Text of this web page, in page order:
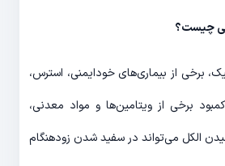
چیست؟
برخی از بیماری‌های خودایمنی، استرس،
برخی از ویتامین‌ها و مواد معدنی،
الکل می‌تواند در سفید شدن زودهنگام